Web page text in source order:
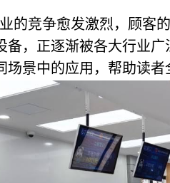
的竞争愈发激烈，顾客
备，正逐渐被各大行业
景中的应用，帮助读者